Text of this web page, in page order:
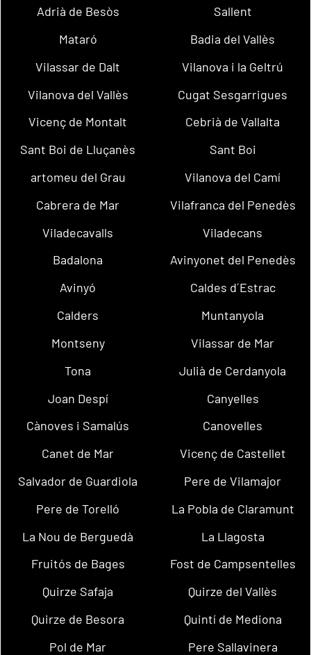
Adrià de Besòs
Sallent
Mataró
Badia del Vallès
Vilassar de Dalt
Vilanova i la Geltrú
Vilanova del Vallès
Cugat Sesgarrigues
Vicenç de Montalt
Cebrià de Vallalta
Sant Boi de Lluçanès
Sant Boi
artomeu del Grau
Vilanova del Camí
Cabrera de Mar
Vilafranca del Penedès
Viladecavalls
Viladecans
Badalona
Avinyonet del Penedès
Avinyó
Caldes d´Estrac
Calders
Muntanyola
Montseny
Vilassar de Mar
Tona
Julià de Cerdanyola
Joan Despí
Canyelles
Cànoves i Samalús
Canovelles
Canet de Mar
Vicenç de Castellet
Salvador de Guardiola
Pere de Vilamajor
Pere de Torelló
La Pobla de Claramunt
La Nou de Berguedà
La Llagosta
Fruitós de Bages
Fost de Campsentelles
Quirze Safaja
Quirze del Vallès
Quirze de Besora
Quintí de Mediona
Pol de Mar
Pere Sallavinera